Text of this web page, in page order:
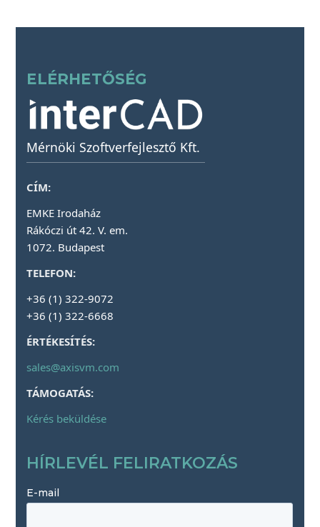
ELÉRHETŐSÉG
Mérnöki Szoftverfejlesztő Kft.
CÍM:
EMKE Irodaház
Rákóczi út 42. V. em.
1072. Budapest
TELEFON:
+36 (1) 322-9072
+36 (1) 322-6668
ÉRTÉKESÍTÉS:
sales@axisvm.com
TÁMOGATÁS:
Kérés beküldése
HÍRLEVÉL FELIRATKOZÁS